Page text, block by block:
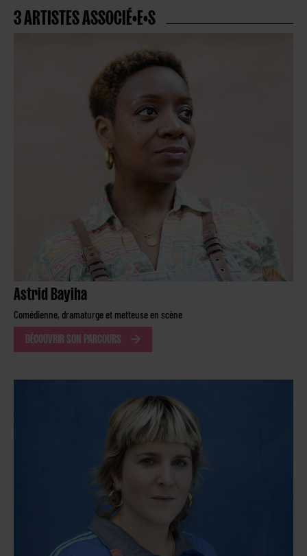
3 ARTISTES ASSOCIÉ•E•S
Astrid Bayiha
Comédienne, dramaturge et metteuse en scène
DÉCOUVRIR SON PARCOURS